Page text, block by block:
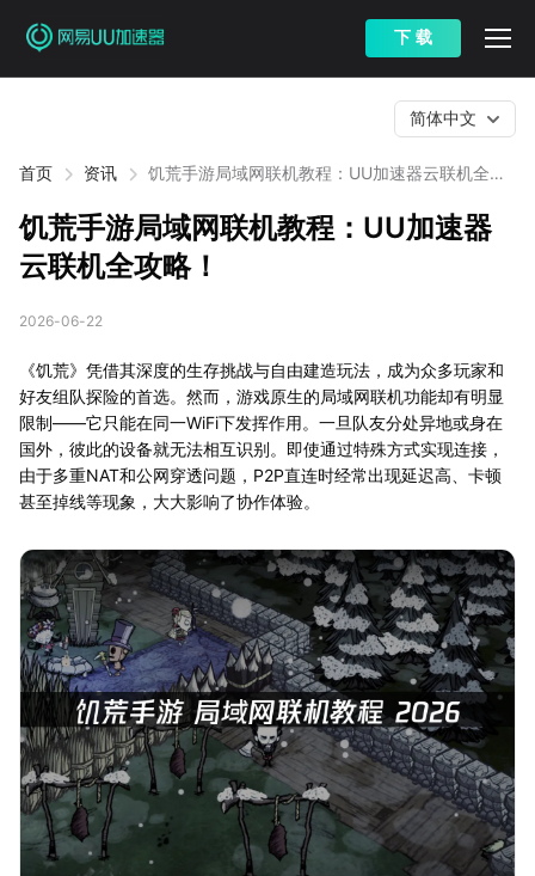
下 载
首页 资讯
饥荒手游局域网联机教程：UU加速器云联机全攻
简体中文
饥荒手游局域网联机教程：UU加速器
云联机全攻略！
2026-06-22
《饥荒》凭借其深度的生存挑战与自由建造玩法，成为众多玩家和
好友组队探险的首选。然而，游戏原生的局域网联机功能却有明显
限制——它只能在同一WiFi下发挥作用。一旦队友分处异地或身在
国外，彼此的设备就无法相互识别。即使通过特殊方式实现连接，
由于多重NAT和公网穿透问题，P2P直连时经常出现延迟高、卡顿
甚至掉线等现象，大大影响了协作体验。